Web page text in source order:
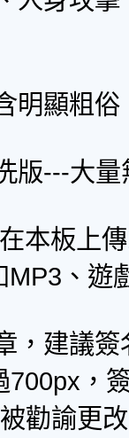
明顯粗
版---大
本板上
、遊
，建議
，
勸諭更